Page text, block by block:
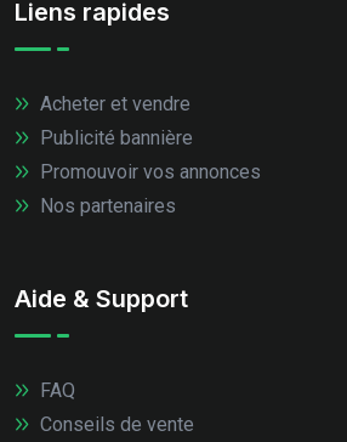
Liens rapides
Acheter et vendre
Publicité bannière
Promouvoir vos annonces
Nos partenaires
Aide & Support
FAQ
Conseils de vente